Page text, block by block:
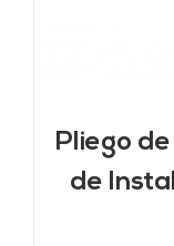
Pliego
de